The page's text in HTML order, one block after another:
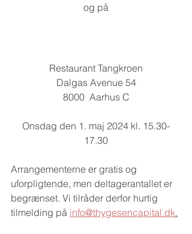
og på
Restaurant Tangkroen
Dalgas Avenue 54
8000  Aarhus C
Onsdag den 1. maj 2024 kl. 15.30-
17.30
Arrangementerne er gratis og
uforpligtende, men deltagerantallet er
begrænset. Vi tilråder derfor hurtig
tilmelding på info@thygesencapital.dk.